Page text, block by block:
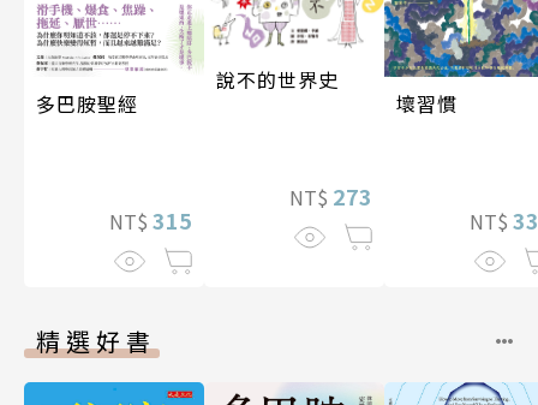
多巴胺聖經
NT$ 315
說不的世界史
NT$ 273
壞習慣
NT$
精選好書